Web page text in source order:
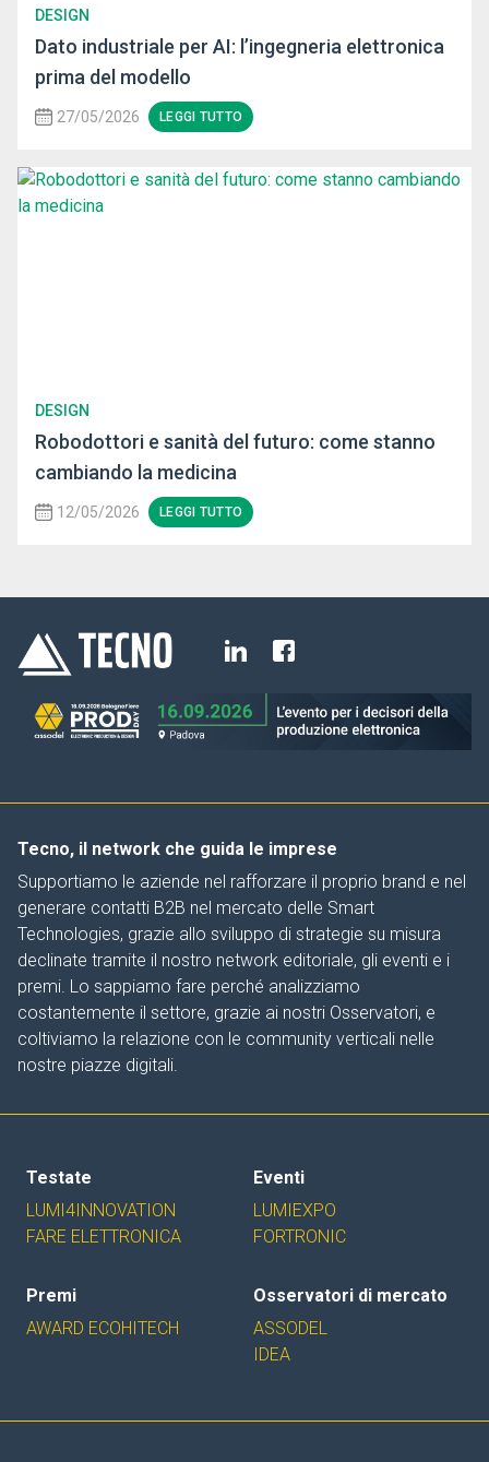
DESIGN
Dato industriale per AI: l’ingegneria elettronica
prima del modello
27/05/2026 LEGGI TUTTO
DESIGN
Robodottori e sanità del futuro: come stanno
cambiando la medicina
12/05/2026 LEGGI TUTTO
Tecno, il network che guida le imprese
Supportiamo le aziende nel rafforzare il proprio brand e nel
generare contatti B2B nel mercato delle Smart
Technologies, grazie allo sviluppo di strategie su misura
declinate tramite il nostro network editoriale, gli eventi e i
premi. Lo sappiamo fare perché analizziamo
costantemente il settore, grazie ai nostri Osservatori, e
coltiviamo la relazione con le community verticali nelle
nostre piazze digitali.
Testate
LUMI4INNOVATION
FARE ELETTRONICA
Eventi
LUMIEXPO
FORTRONIC
Premi
AWARD ECOHITECH
Osservatori di mercato
ASSODEL
IDEA